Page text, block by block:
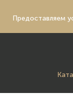
Предоставляем